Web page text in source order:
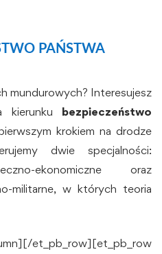
PAŃSTWA
mundurowych? Interesujesz
kierunku bezpieczeństwo
krokiem na drodze
dwie specjalności:
ekonomiczne oraz
militarne, w których teoria
et_pb_row][et_pb_row